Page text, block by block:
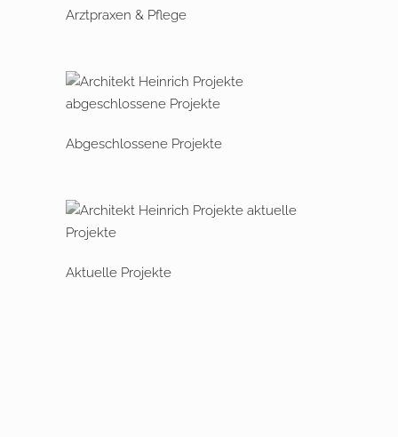
Arztpraxen & Pflege
Abgeschlossene Projekte
Aktuelle Projekte